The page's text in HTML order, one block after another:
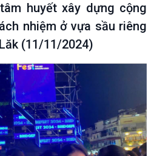
huyết xây dựng cộng
nhiệm ở vựa sầu riêng
(11/11/2024)